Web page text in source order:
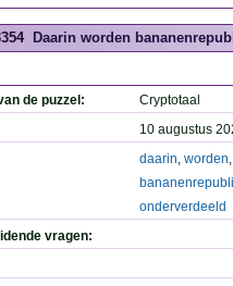
Daarin worden
de puzzel:
Cryptotaal
10 augustus
daarin, worden,
onderverdeeld
vragen: